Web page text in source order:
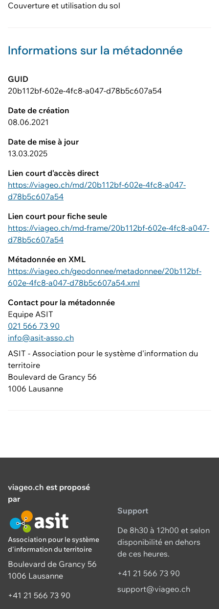
Couverture et utilisation du sol
Informations sur la métadonnée
GUID
20b112bf-602e-4fc8-a047-d78b5c607a54
Date de création
08.06.2021
Date de mise à jour
13.03.2025
Lien court d'accès direct
https://viageo.ch/md/20b112bf-602e-4fc8-a047-
d78b5c607a54
Lien court pour fiche seule
https://viageo.ch/md-frame/20b112bf-602e-4fc8-a047-
d78b5c607a54
Métadonnée en XML
https://viageo.ch/geodonnee/metadonnee/20b112bf-
602e-4fc8-a047-d78b5c607a54.xml
Contact pour la métadonnée
Equipe ASIT
021 566 73 90
info@asit-asso.ch
ASIT - Association pour le système d'information du
territoire
Boulevard de Grancy 56
1006 Lausanne
viageo.ch est proposé
par
Association pour le système
d'information du territoire
Boulevard de Grancy 56
1006 Lausanne
+41 21 566 73 90
Support
De 8h30 à 12h00 et selon
disponibilité en dehors
de ces heures.
+41 21 566 73 90
support@viageo.ch